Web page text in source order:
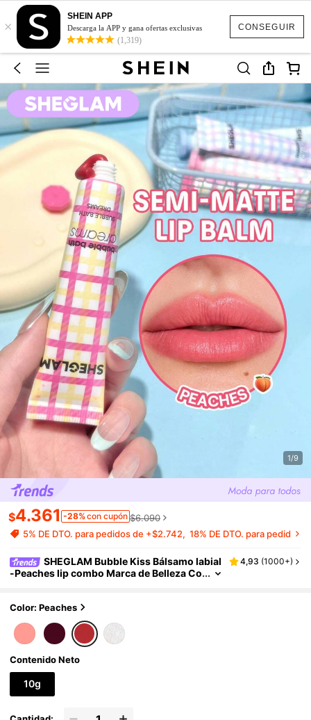
CONSEGUIR
×
SHEIN APP
Descarga la APP y gana ofertas exclusivas
(1,319)
1/9
$4.361 -28%con cupón $6.090
5% DE DTO. para pedidos de +$2.742
18% DE DTO. para pedidos
SHEGLAM Bubble Kiss Bálsamo labial
-Peaches lip combo Marca de Belleza Co
4,93 (1000+)
Color: Peaches
Contenido Neto
10g